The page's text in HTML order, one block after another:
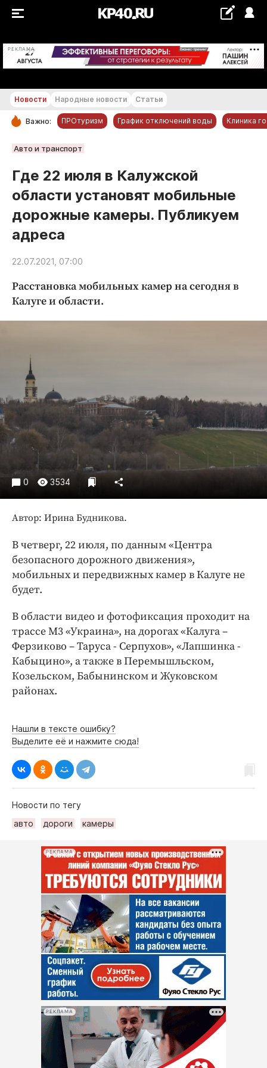
РЕКЛАМА +17...+18 °С
РУБРИКИ
Обнинск
Статьи
Народные новости
Авто и транспорт
Благоустройство
Культура
Происшествия
Экономика и бизнес
ПРОЕКТЫ
Блоги
Издания
Медиаперсона
Клиника года
Бренд года
Работодатель года
Новости Народные новости Статьи
Важно: ПРОтуризм График отключений воды Клиника
Авто и транспорт
Где 22 июля в Калужской
области установят мобильные
дорожные камеры. Публикуем
адреса
22.07.2021, 07:00
Расстановка мобильных камер на сегодня в
Калуге и области.
0 3534
Автор: Ирина Будникова.
В четверг, 22 июля, по данным «Центра
безопасного дорожного движения»,
мобильных и передвижных камер в Калуге не
будет.
В области видео и фотофиксация проходит на
трассе М3 «Украина», на дорогах «Калуга –
Ферзиково – Таруса - Серпухов», «Лапшинка -
Кабыцино», а также в Перемышльском,
Козельском, Бабынинском и Жуковском
районах.
Нашли в тексте ошибку?
Выделите её и нажмите сюда!
Новости по тегу
авто
дороги камеры
РЕКЛАМА
РЕКЛАМА